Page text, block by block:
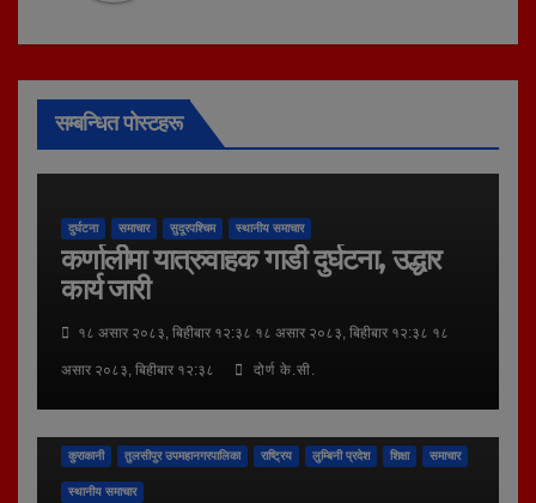
सम्बन्धित पोस्टहरू
दुर्घटना समाचार सुदूरपश्चिम स्थानीय समाचार
कर्णालीमा यात्रुवाहक गाडी दुर्घटना, उद्धार
कार्य जारी
१८ असार २०८३, बिहीबार १२:३८ १८ असार २०८३, बिहीबार १२:३८ १८
असार २०८३, बिहीबार १२:३८ दोर्ण के.सी.
कुराकानी तुलसीपुर उपमहानगरपालिका राष्ट्रिय लुम्बिनी प्रदेश शिक्षा समाचार
स्थानीय समाचार